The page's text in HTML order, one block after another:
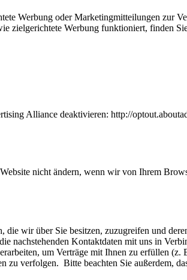
Werbung oder Marketingmitteilungen zur
zielgerichtete Werbung funktioniert, finden
Alliance deaktivieren: http://
nicht ändern, wenn wir von Ihrem
die wir über Sie besitzen, zuzugreifen und
nachstehenden Kontaktdaten mit uns in
um Verträge mit Ihnen zu erfüllen (z.
zu verfolgen. Bitte beachten Sie außerdem,